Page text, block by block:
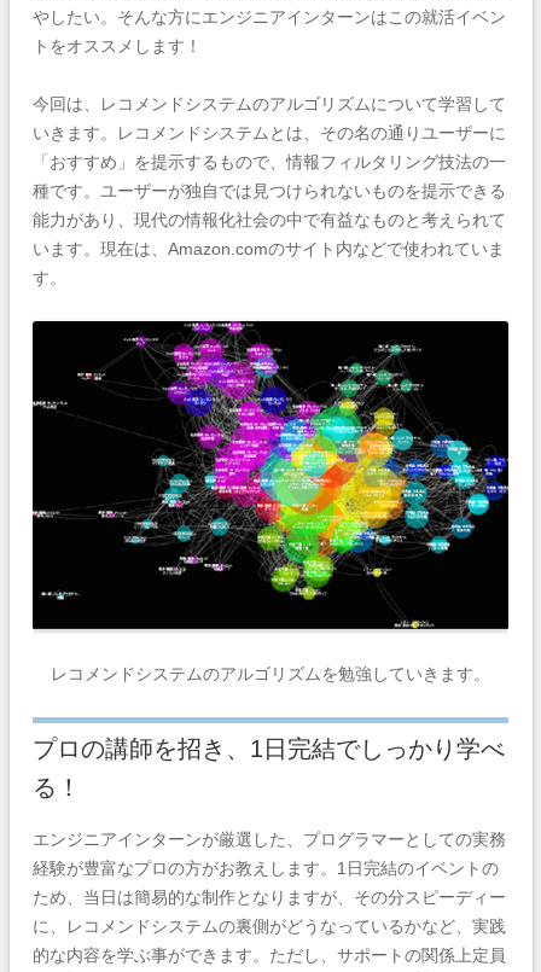
やしたい。そんな方にエンジニアインターンはこの就活イベン
トをオススメします！
今回は、レコメンドシステムのアルゴリズムについて学習して
いきます。レコメンドシステムとは、その名の通りユーザーに
「おすすめ」を提示するもので、情報フィルタリング技法の一
種です。ユーザーが独自では見つけられないものを提示できる
能力があり、現代の情報化社会の中で有益なものと考えられて
います。現在は、Amazon.comのサイト内などで使われていま
す。
レコメンドシステムのアルゴリズムを勉強していきます。
プロの講師を招き、1日完結でしっかり学べ
る！
エンジニアインターンが厳選した、プログラマーとしての実務
経験が豊富なプロの方がお教えします。1日完結のイベントの
ため、当日は簡易的な制作となりますが、その分スピーディー
に、レコメンドシステムの裏側がどうなっているかなど、実践
的な内容を学ぶ事ができます。ただし、サポートの関係上定員